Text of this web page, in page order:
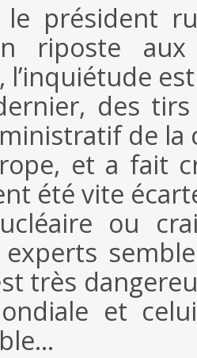
le président
riposte
des tirs
de la
et a fait
été vite
ou
très
et